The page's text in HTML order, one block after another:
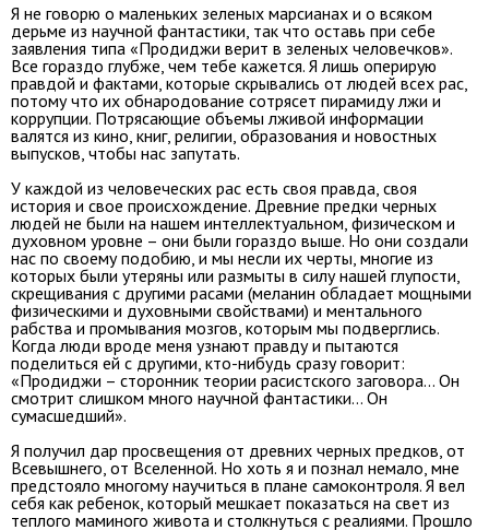
Я не говорю о маленьких зеленых марсианах и о всяком
дерьме из научной фантастики, так что оставь при себе
заявления типа «Продиджи верит в зеленых человечков».
Все гораздо глубже, чем тебе кажется. Я лишь оперирую
правдой и фактами, которые скрывались от людей всех рас,
потому что их обнародование сотрясет пирамиду лжи и
коррупции. Потрясающие объемы лживой информации
валятся из кино, книг, религии, образования и новостных
выпусков, чтобы нас запутать.
У каждой из человеческих рас есть своя правда, своя
история и свое происхождение. Древние предки черных
людей не были на нашем интеллектуальном, физическом и
духовном уровне – они были гораздо выше. Но они создали
нас по своему подобию, и мы несли их черты, многие из
которых были утеряны или размыты в силу нашей глупости,
скрещивания с другими расами (меланин обладает мощными
физическими и духовными свойствами) и ментального
рабства и промывания мозгов, которым мы подверглись.
Когда люди вроде меня узнают правду и пытаются
поделиться ей с другими, кто-нибудь сразу говорит:
«Продиджи – сторонник теории расистского заговора… Он
смотрит слишком много научной фантастики… Он
сумасшедший».
Я получил дар просвещения от древних черных предков, от
Всевышнего, от Вселенной. Но хоть я и познал немало, мне
предстояло многому научиться в плане самоконтроля. Я вел
себя как ребенок, который мешкает показаться на свет из
теплого маминого живота и столкнуться с реалиями. Прошло